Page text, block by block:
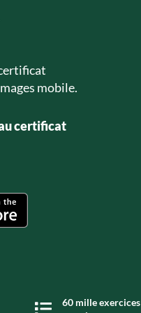
mobile.
certificat
60 mille exercices